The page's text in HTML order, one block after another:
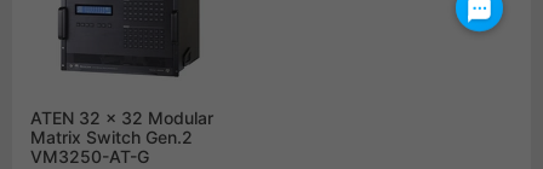
ATEN 32 x 32 Modular
Matrix Switch Gen.2
VM3250-AT-G